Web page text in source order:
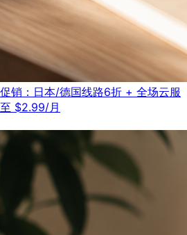
销：日本/德国线路6折 + 全场云服
$2.99/月